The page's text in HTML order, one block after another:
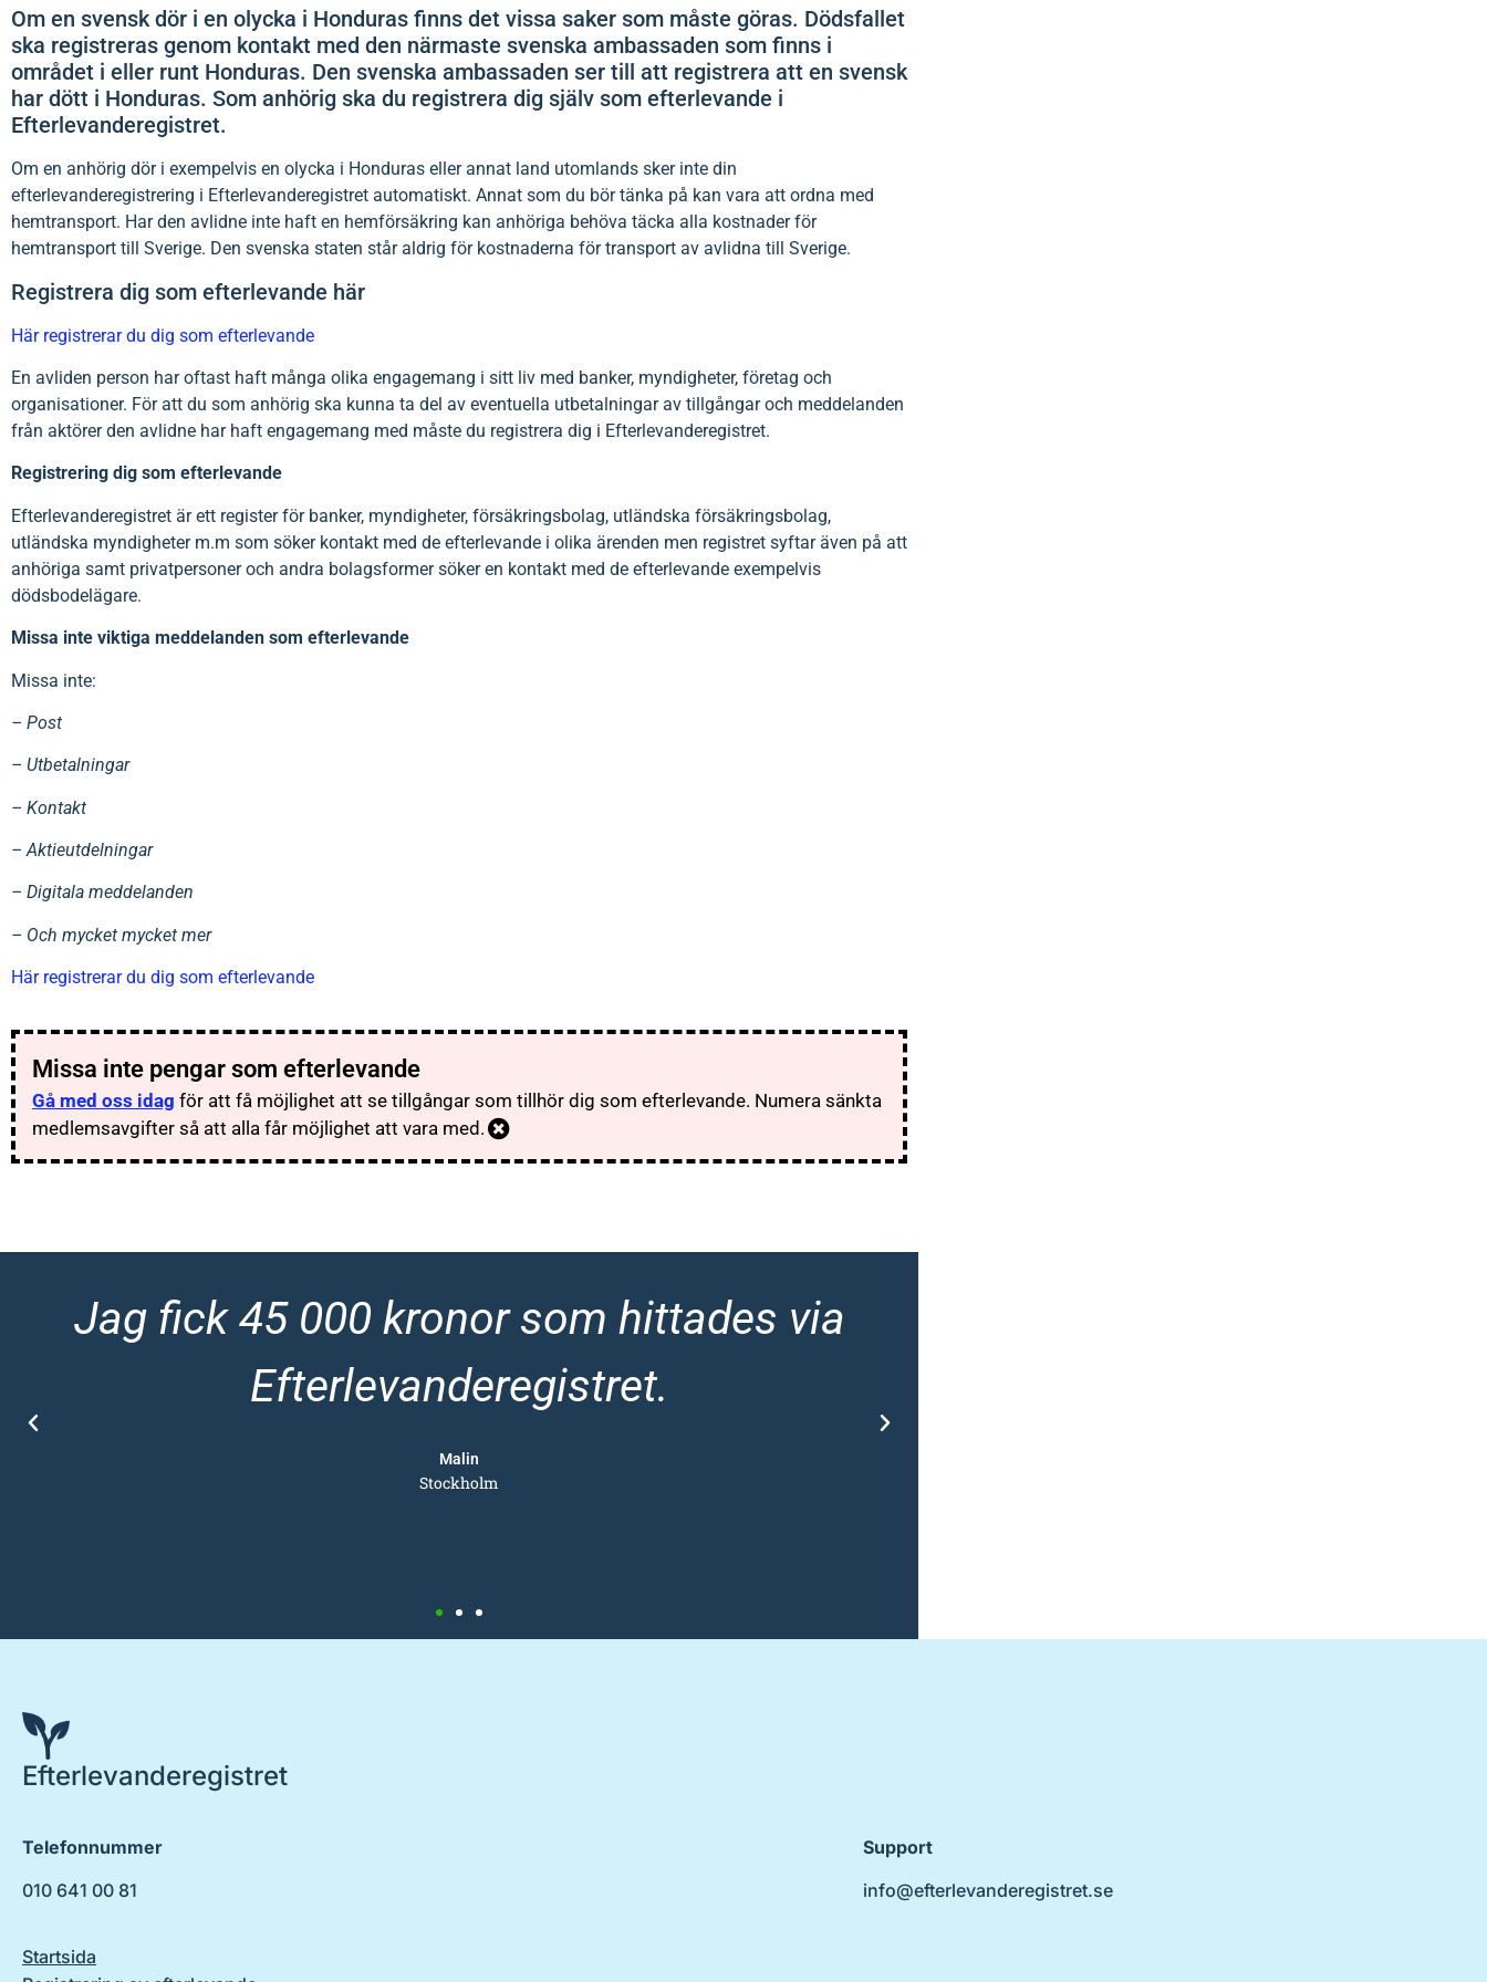
Om en svensk dör i en olycka i Honduras finns det vissa saker som måste göras. Dödsfallet
ska registreras genom kontakt med den närmaste svenska ambassaden som finns i
området i eller runt Honduras. Den svenska ambassaden ser till att registrera att en svensk
har dött i Honduras. Som anhörig ska du registrera dig själv som efterlevande i
Efterlevanderegistret.
Om en anhörig dör i exempelvis en olycka i Honduras eller annat land utomlands sker inte din
efterlevanderegistrering i Efterlevanderegistret automatiskt. Annat som du bör tänka på kan vara att ordna med
hemtransport. Har den avlidne inte haft en hemförsäkring kan anhöriga behöva täcka alla kostnader för
hemtransport till Sverige. Den svenska staten står aldrig för kostnaderna för transport av avlidna till Sverige.
Registrera dig som efterlevande här
Här registrerar du dig som efterlevande
En avliden person har oftast haft många olika engagemang i sitt liv med banker, myndigheter, företag och
organisationer. För att du som anhörig ska kunna ta del av eventuella utbetalningar av tillgångar och meddelanden
från aktörer den avlidne har haft engagemang med måste du registrera dig i Efterlevanderegistret.
Registrering dig som efterlevande
Efterlevanderegistret är ett register för banker, myndigheter, försäkringsbolag, utländska försäkringsbolag,
utländska myndigheter m.m som söker kontakt med de efterlevande i olika ärenden men registret syftar även på att
anhöriga samt privatpersoner och andra bolagsformer söker en kontakt med de efterlevande exempelvis
dödsbodelägare.
Missa inte viktiga meddelanden som efterlevande
Missa inte:
– Post
– Utbetalningar
– Kontakt
– Aktieutdelningar
– Digitala meddelanden
– Och mycket mycket mer
Här registrerar du dig som efterlevande
Missa inte pengar som efterlevande
Gå med oss idag för att få möjlighet att se tillgångar som tillhör dig som efterlevande. Numera sänkta
medlemsavgifter så att alla får möjlighet att vara med.
Jag fick 45 000 kronor som hittades via
Efterlevanderegistret.
Malin
Stockholm
Efterlevanderegistret
Telefonnummer
010 641 00 81
Support
info@efterlevanderegistret.se
Startsida